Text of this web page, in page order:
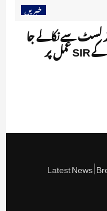
خبریں
لسٹ سے نکالے جا
رہے ہیں؟ UN کی رپورٹ میں بھارت کے SIR عمل پر